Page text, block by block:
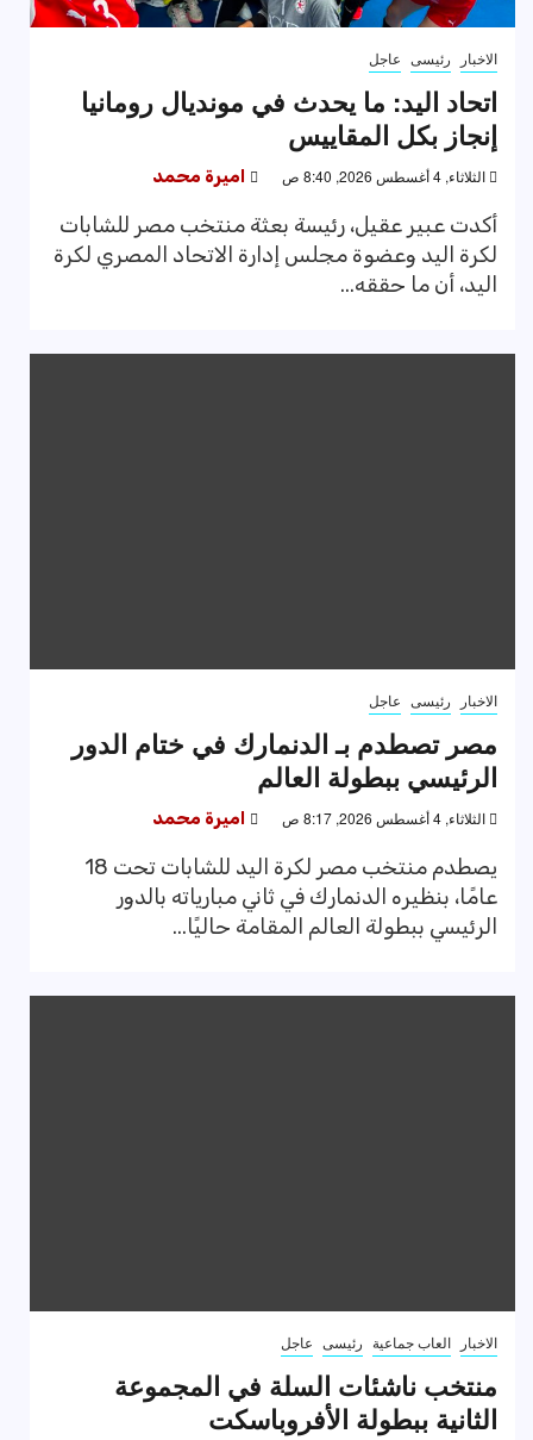
الاخبار رئيسى عاجل
اتحاد اليد: ما يحدث في مونديال رومانيا
إنجاز بكل المقاييس
الثلاثاء, 4 أغسطس 2026, 8:40 ص اميرة محمد
أكدت عبير عقيل، رئيسة بعثة منتخب مصر للشابات
لكرة اليد وعضوة مجلس إدارة الاتحاد المصري لكرة
اليد، أن ما حققه...
الاخبار رئيسى عاجل
مصر تصطدم بـ الدنمارك في ختام الدور
الرئيسي ببطولة العالم
الثلاثاء, 4 أغسطس 2026, 8:17 ص اميرة محمد
يصطدم منتخب مصر لكرة اليد للشابات تحت 18
عامًا، بنظيره الدنمارك في ثاني مبارياته بالدور
الرئيسي ببطولة العالم المقامة حاليًا...
الاخبار العاب جماعية رئيسى عاجل
منتخب ناشئات السلة في المجموعة
الثانية ببطولة الأفروباسكت